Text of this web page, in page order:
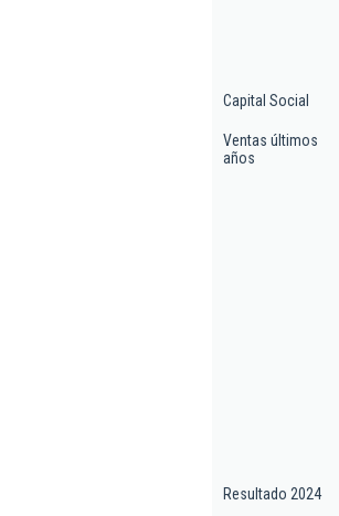
Capital Social
Ventas últimos
años
Resultado 2024